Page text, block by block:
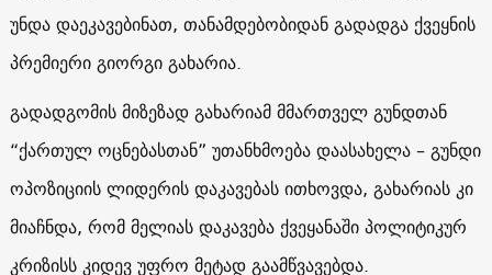
უნდა დაეკავებინათ, თანამდებობიდან გადადგა ქვეყნის
პრემიერი გიორგი გახარია.
გადადგომის მიზეზად გახარიამ მმართველ გუნდთან
“ქართულ ოცნებასთან” უთანხმოება დაასახელა – გუნდი
ოპოზიციის ლიდერის დაკავებას ითხოვდა, გახარიას კი
მიაჩნდა, რომ მელიას დაკავება ქვეყანაში პოლიტიკურ
კრიზისს კიდევ უფრო მეტად გაამწვავებდა.